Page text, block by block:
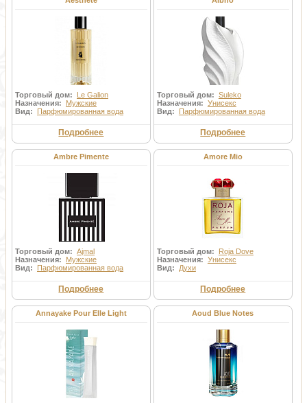
Торговый дом: Le Galion
Назначения: Мужские
Вид: Парфюмированная вода
Подробнее
Торговый дом: Suleko
Назначения: Унисекс
Вид: Парфюмированная вода
Подробнее
Ambre Pimente
Торговый дом: Ajmal
Назначения: Мужские
Вид: Парфюмированная вода
Подробнее
Amore Mio
Торговый дом: Roja Dove
Назначения: Унисекс
Вид: Духи
Подробнее
Annayake Pour Elle Light Aoud Blue Notes